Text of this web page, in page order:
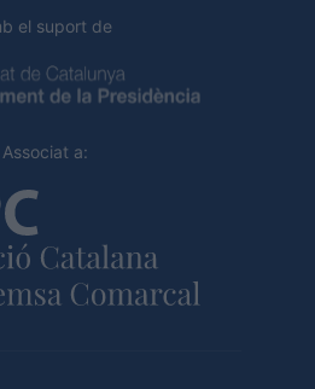
el suport de
Associat a: